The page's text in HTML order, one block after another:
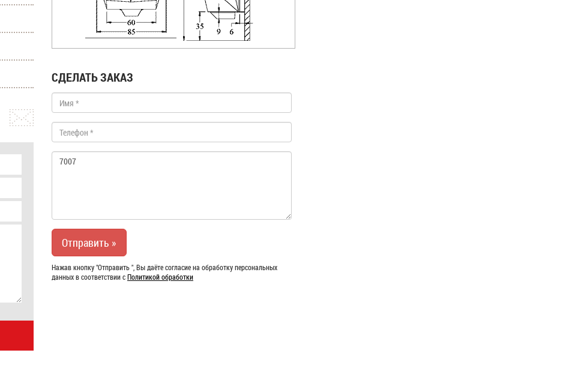
СДЕЛАТЬ ЗАКАЗ
Нажав кнопку "Отправить ", Вы даёте согласие на обработку персональных
данных в соответствии сПолитикой обработки